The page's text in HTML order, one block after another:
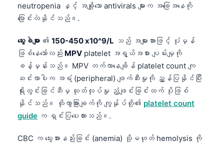
neutropenia နှင့် အချို့သော antivirals များက အခြေအနေကို
ပြောင်းလဲနိုင်သည်။.
သွေးခဲများ ၏ 150-450 x10^9/L သည် အများအားဖြင့် ပုံမှန်
ဖြစ်နေသော်လည်း MPV platelet အရွယ်အစား ပျမ်းမျှကို
ခန့်မှန်းသည်။ MPV တက်လာနေချိန် platelet count ကျ
ဆင်းလာပါက အရံ (peripheral) ဖျက်ဆီးမှုကို ညွှန်ပြနိုင်ပြီး
ရိုးတွင်းခြင်ဆီမှ ထုတ်လုပ်မှု ညံ့ဖျင်းခြင်းထက် ပိုဖြစ်
နိုင်သည်။ ထိုကွာခြားချက်ကို ကျွန်ုပ်တို့၏ platelet count
guide က ရှင်းပြပေးထားသည်။.
CBC က သွေးအားနည်းခြင်း (anemia) သို့မဟုတ် hemolysis ကို